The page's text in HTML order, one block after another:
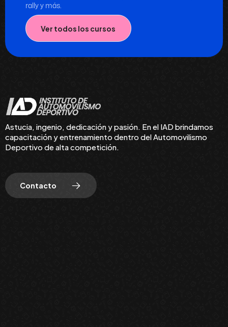
rally y más.
Ver todos los cursos
Astucia, ingenio, dedicación y pasión. En el IAD brindamos
capacitación y entrenamiento dentro del Automovilismo
Deportivo de alta competición.
Contacto